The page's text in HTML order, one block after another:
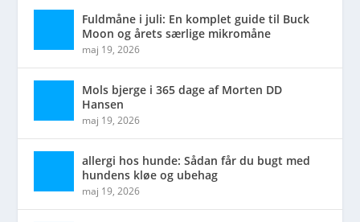
Fuldmåne i juli: En komplet guide til Buck
Moon og årets særlige mikromåne
maj 19, 2026
Mols bjerge i 365 dage af Morten DD
Hansen
maj 19, 2026
allergi hos hunde: Sådan får du bugt med
hundens kløe og ubehag
maj 19, 2026